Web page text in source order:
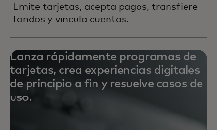
Emite tarjetas, acepta pagos, transfiere
fondos y vincula cuentas.
Lanza rápidamente programas de
tarjetas, crea experiencias digitales
de principio a fin y resuelve casos de
uso.